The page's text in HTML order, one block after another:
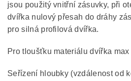
jsou použitý vnitřní zásuvky, při
dvířka nulový přesah do dráhy
pro silná profilová dvířka.
Pro tloušťku materiálu dvířka max
Seřízení hloubky (vzdálenost od